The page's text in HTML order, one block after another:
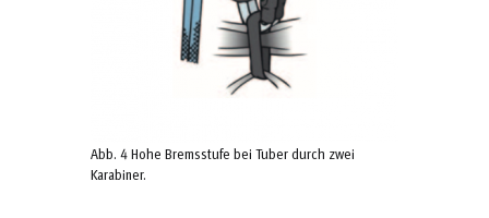
Abb. 4 Hohe Bremsstufe bei Tuber durch zwei
Karabiner.